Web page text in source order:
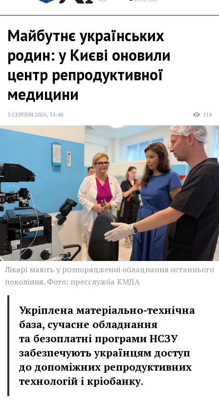
Майбутнє українських
родин: у Києві оновили
центр репродуктивної
медицини
5 СЕРПНЯ 2026, 14:48 114
Лікарі мають у розпорядженні обладнання останнього
покоління. Фото: пресслужба КМДА
Укріплена матеріально-технічна
база, сучасне обладнання
та безоплатні програми НСЗУ
забезпечують українцям доступ
до допоміжних репродуктивних
технологій і кріобанку.